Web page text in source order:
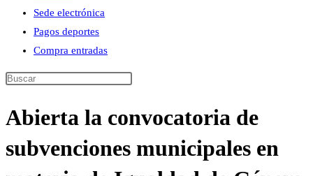
Sede electrónica
Pagos deportes
Compra entradas
Buscar
esta
Abierta la convocatoria de
subvenciones municipales en